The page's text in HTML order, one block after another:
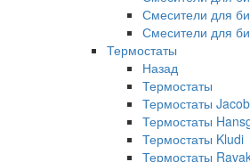
Смесители для
Смесители для
Термостаты
Назад
Термостаты
Термостаты
Термостаты
Термостаты Kludi
Термостаты